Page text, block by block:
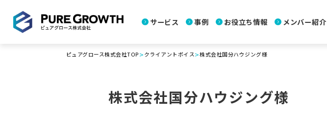
サービス 事例 お役立ち情報 メンバー紹介
ピュアグロース株式会社TOP > クライアントボイス>株式会社国分ハウジング様
株式会社国分ハウジング様